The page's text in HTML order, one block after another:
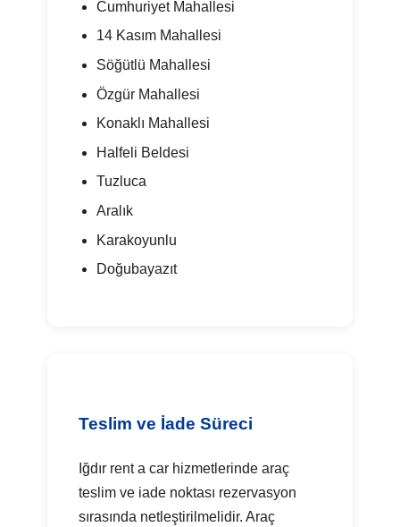
Cumhuriyet Mahallesi
14 Kasım Mahallesi
Söğütlü Mahallesi
Özgür Mahallesi
Konaklı Mahallesi
Halfeli Beldesi
Tuzluca
Aralık
Karakoyunlu
Doğubayazıt
Teslim ve İade Süreci
Iğdır rent a car hizmetlerinde araç
teslim ve iade noktası rezervasyon
sırasında netleştirilmelidir. Araç